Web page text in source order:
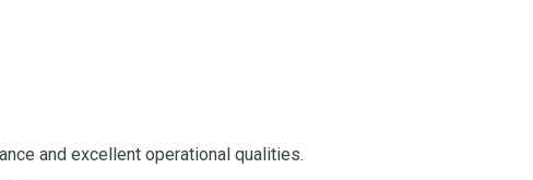
and excellent operational qualities.